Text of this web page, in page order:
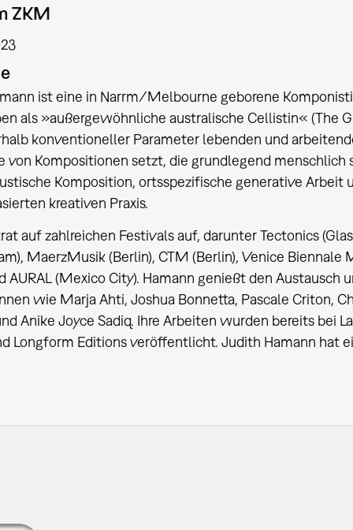
ZKM
ist eine in Narrm/Melbourne geborene
als »außergewöhnliche australische Cellistin« (The
konventioneller Parameter lebenden und
von Kompositionen setzt, die grundlegend
Komposition, ortsspezifische generative Arbeit
kreativen Praxis.
auf zahlreichen Festivals auf, darunter Tectonics
MaerzMusik (Berlin), CTM (Berlin), Venice Biennale
AURAL (Mexico City). Hamann genießt den
wie Marja Ahti, Joshua Bonnetta, Pascale Criton,
Anike Joyce Sadiq. Ihre Arbeiten wurden bereits bei
Longform Editions veröffentlicht. Judith Hamann hat